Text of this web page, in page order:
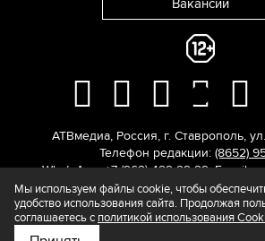
Вакансии
АТВмедиа, Россия, г. Ставрополь,
Телефон редакции: (8652)
WhatsApp: +7 (962) 429-29-29. E-mail:
© 2017-2026. Все права
Мы используем файлы cookie, чтобы
удобство использования сайта. Продолжая
соглашаетесь с политикой использования